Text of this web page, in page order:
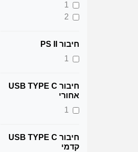
1
2
חיבור PS II
1
חיבור USB TYPE C
אחורי
1
חיבור USB TYPE C
קדמי